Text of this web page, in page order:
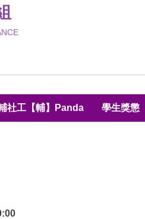
社工【輔】Panda 學生獎懲
00